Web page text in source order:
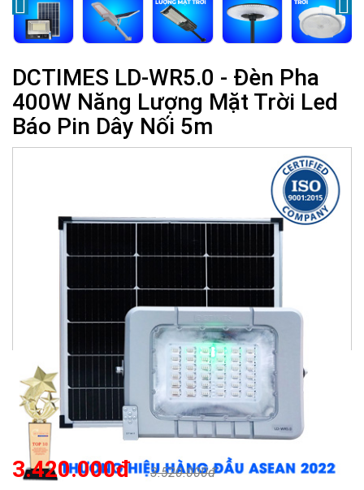
DCTIMES LD-WR5.0 - Đèn Pha
400W Năng Lượng Mặt Trời Led
Báo Pin Dây Nối 5m
3.420.000đ 3.520.000đ